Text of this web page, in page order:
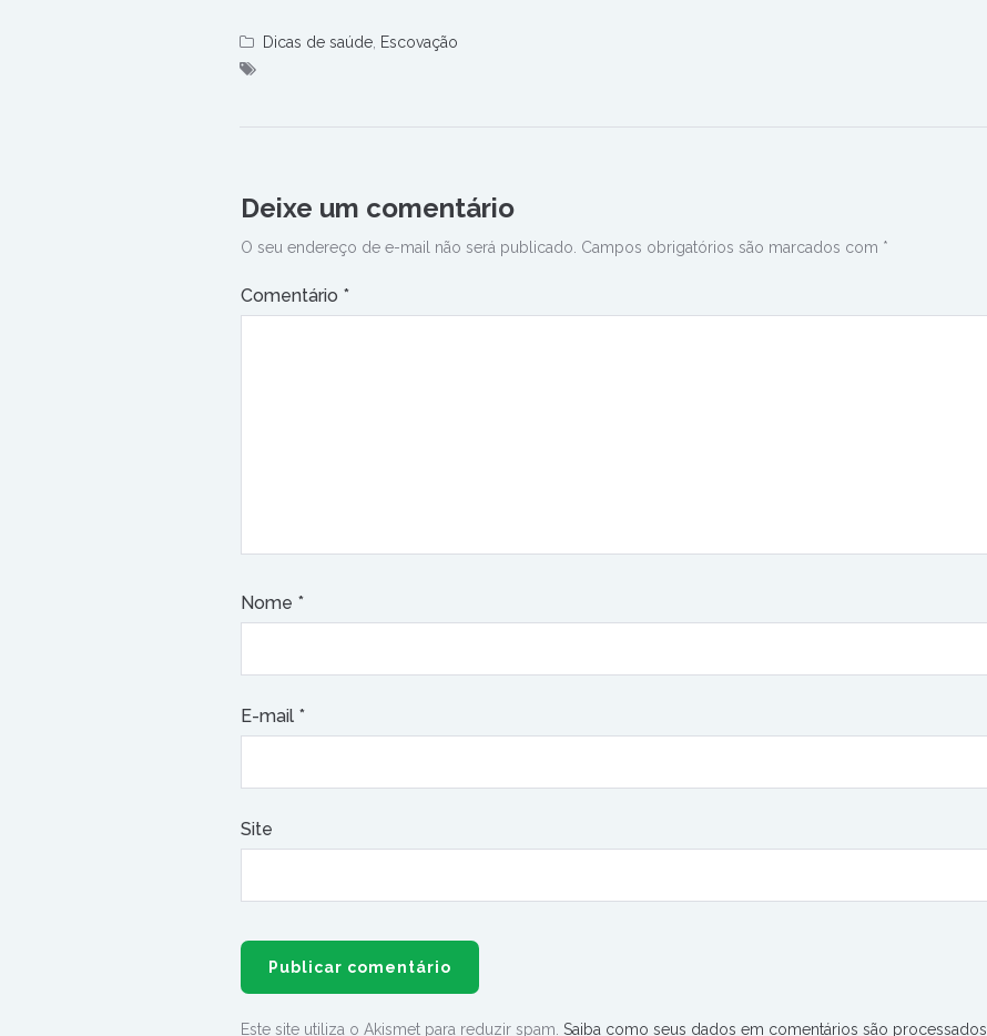
Dicas de saúde, Escovação
Deixe um comentário
O seu endereço de e-mail não será publicado. Campos obrigatórios são marcados com *
Comentário *
Nome *
E-mail *
Site
Este site utiliza o Akismet para reduzir spam. Saiba como seus dados em comentários são processados